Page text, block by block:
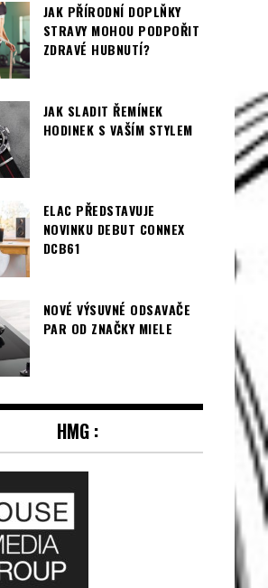
JAK PŘÍRODNÍ DOPLŇKY
STRAVY MOHOU PODPOŘIT
ZDRAVÉ HUBNUTÍ?
JAK SLADIT ŘEMÍNEK
HODINEK S VAŠÍM STYLEM
ELAC PŘEDSTAVUJE
NOVINKU DEBUT CONNEX
DCB61
NOVÉ VÝSUVNÉ ODSAVAČE
PAR OD ZNAČKY MIELE
HMG :